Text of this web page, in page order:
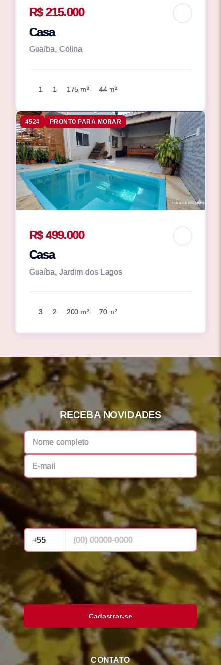
R$ 215.000
Casa
Guaíba, Colina
1 1 175 m² 44 m²
4524 PRONTO PARA MORAR
R$ 499.000
Casa
Guaíba, Jardim dos Lagos
3 2 200 m² 70 m²
RECEBA NOVIDADES
Cadastrar-se
CONTATO